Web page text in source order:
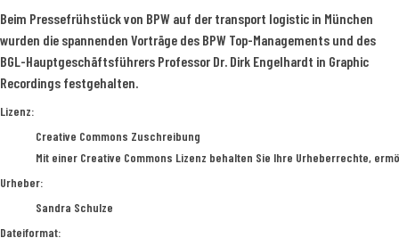
Beim Pressefrühstück von BPW auf der transport logistic in München
wurden die spannenden Vorträge des BPW Top-Managements und des
BGL-Hauptgeschäftsführers Professor Dr. Dirk Engelhardt in Graphic
Recordings festgehalten.
Sandra Schulze
Lizenz:
Creative Commons Zuschreibung
Mit einer Creative Commons Lizenz behalten Sie Ihre Urheberrechte,
Urheber:
Sandra Schulze
Dateiformat: